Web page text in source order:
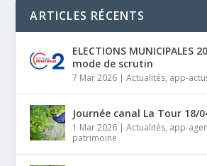
ARTICLES RÉCENTS
ELECTIONS MUNICIPALES
mode de scrutin
7 Mar 2026 |Actualités, app-
Journée canal La Tour 18/
1 Mar 2026 |Actualités, app-
patrimoine